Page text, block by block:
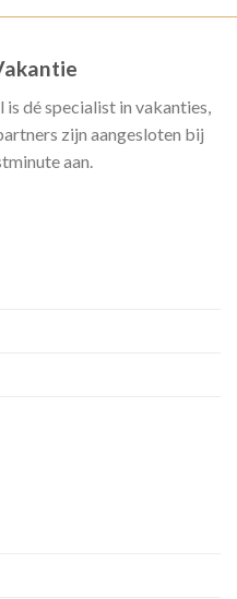
dé specialist in vakanties,
zijn aangesloten bij
aan.